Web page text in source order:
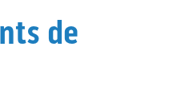
de